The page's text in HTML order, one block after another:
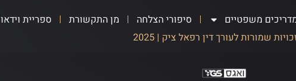
משפטיים סיפורי הצלחה מן התקשורת ספריית וידאו
שמורות לעורך דין רפאל ציק | 2025